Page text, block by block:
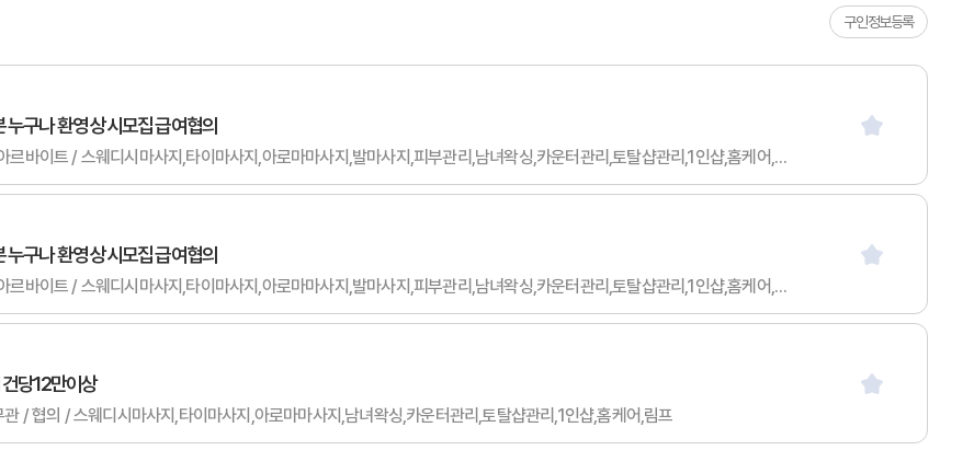
구인정보등록
구나 환영 상시모집 급여협의
급여협의 / 50세 이하 / 무관 / 무관 / 아르바이트 / 스웨디시마사지,타이마사지,아로마마사지,발마사지,피부관리,남녀왁싱,카운터관리,토탈샵관리,1인샵,홈케어,림프
구나 환영 상시모집 급여협의
급여협의 / 50세 이하 / 무관 / 무관 / 아르바이트 / 스웨디시마사지,타이마사지,아로마마사지,발마사지,피부관리,남녀왁싱,카운터관리,토탈샵관리,1인샵,홈케어,림프
당12만이상
/ 협의 / 스웨디시마사지,타이마사지,아로마마사지,남녀왁싱,카운터관리,토탈샵관리,1인샵,홈케어,림프